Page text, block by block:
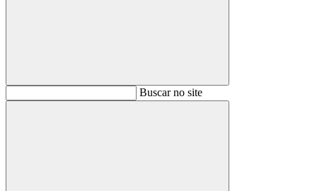
BuscarBuscar no site